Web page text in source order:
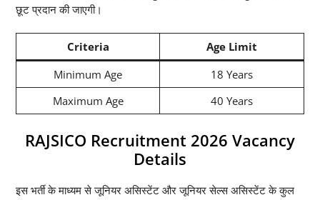
छूट प्रदान की जाएगी।
Criteria
Age Limit
Minimum Age
18 Years
Maximum Age
40 Years
RAJSICO Recruitment 2026 Vacancy
Details
इस भर्ती के माध्यम से जूनियर असिस्टेंट और जूनियर सेल्स असिस्टेंट के कुल